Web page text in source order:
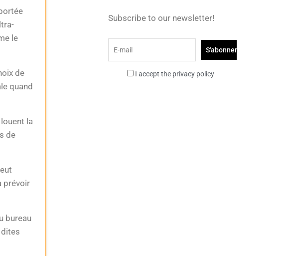
le
de
quand
la
de
prévoir
bureau
Subscribe to our newsletter!
I accept the privacy policy